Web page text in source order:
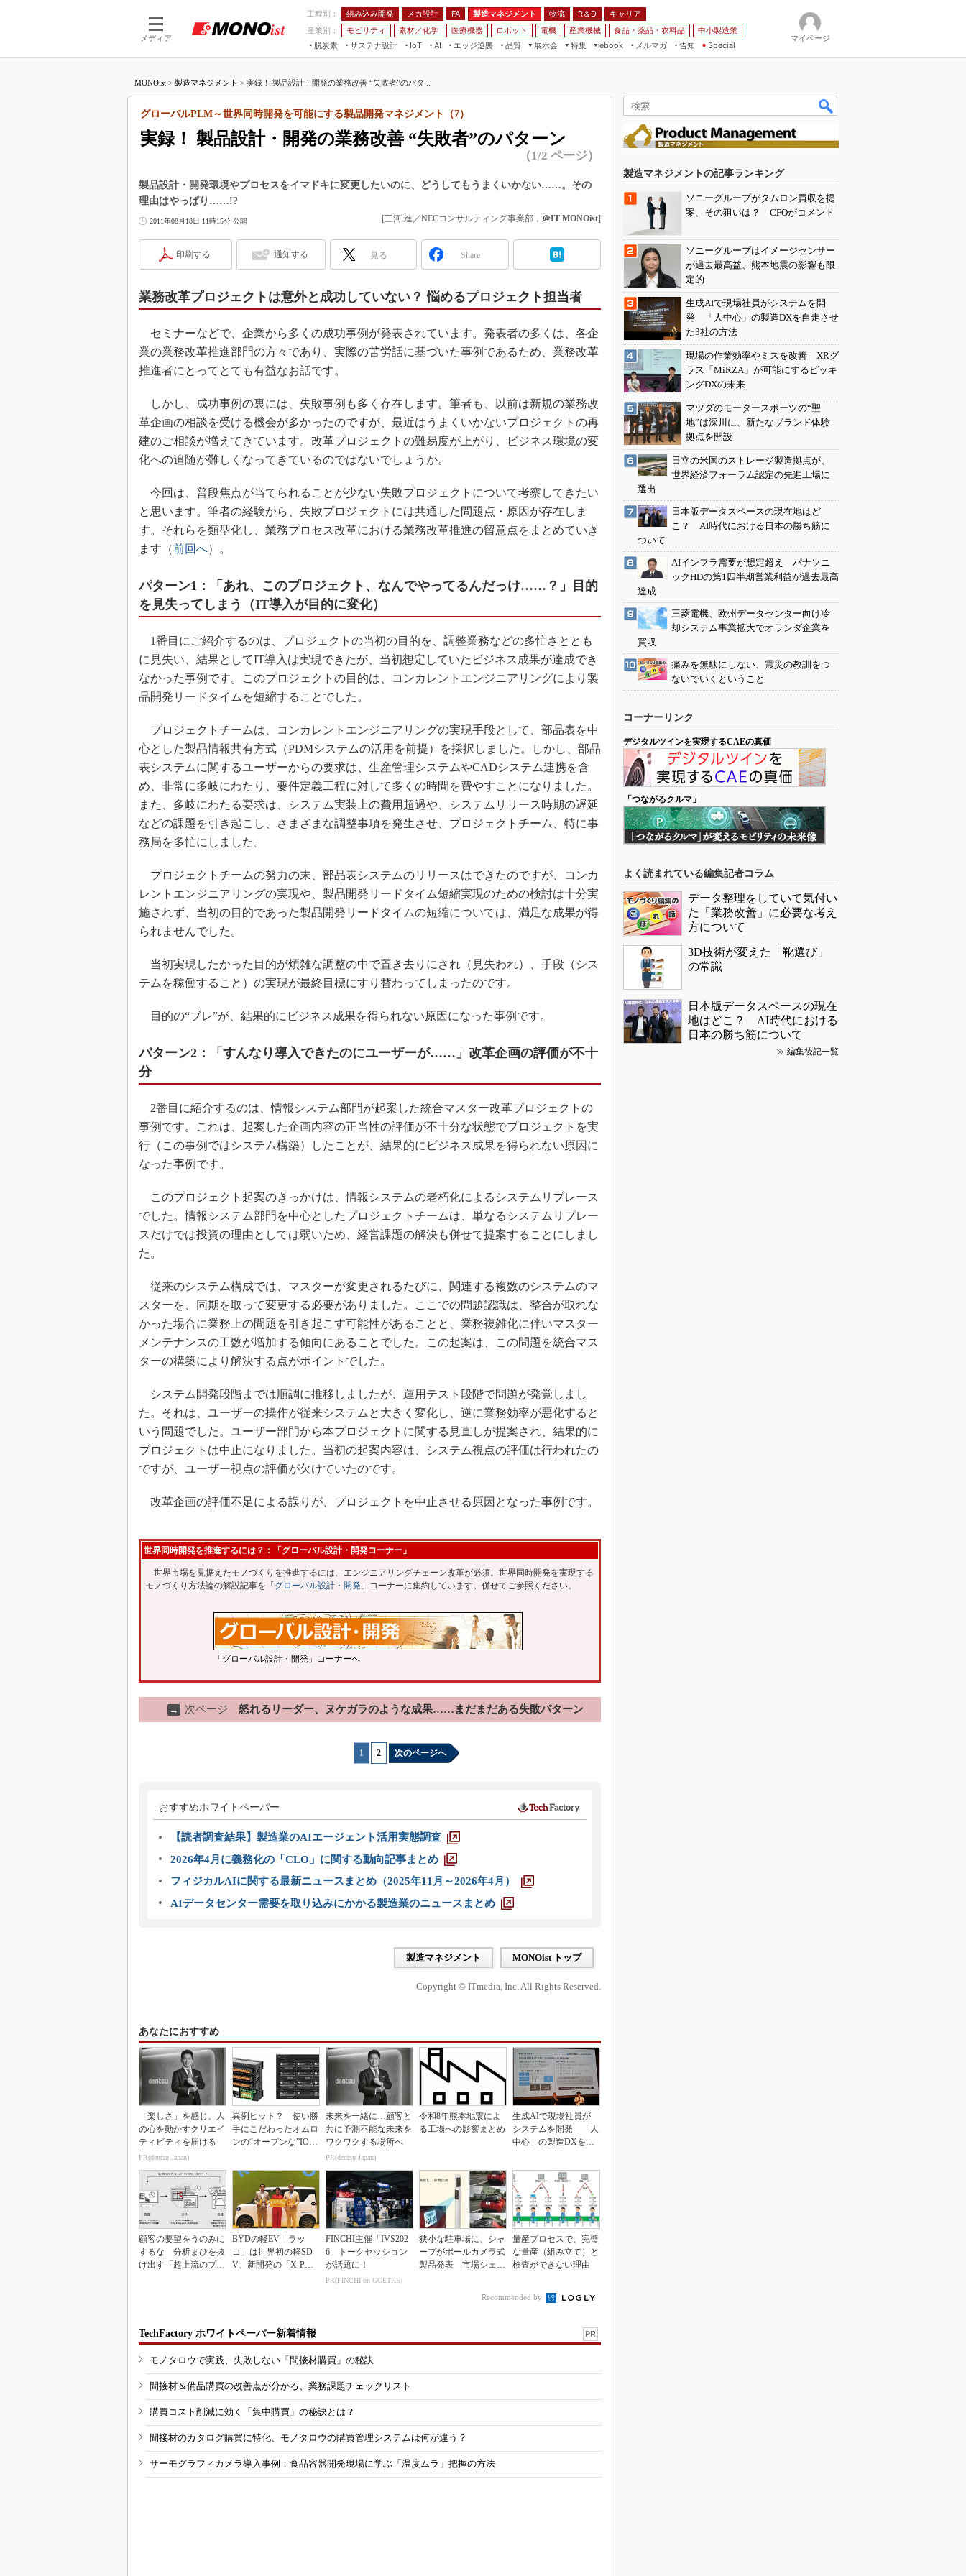
メディア
工程別： 組み込み開発 メカ設計 FA 製造マネジメント 物流 R＆D
キャリア
産業別：
モビリティ 素材／化学 医療機器 ロボット 電機 産業機械 食品・薬品・衣料品
中小製造業
脱炭素
サステナ設計
IoT
つながる工場
つながるサービス
AI
AI×設備保全
Physical AI
エッジ逆襲 品質
展示会
JIMTOF
展＆IoT/5Gソリューション展
IIFES
ジャパンモビリティショー
人テク展
スマート工場EXPO
EdgeTech+
日本ものづくりワールド
産業オープンネット展
特集
つながるクルマ
VR／AR
フィールドサービス
組み込みモデリング
Windows Embedded
車載ソフト開発
無償設計ツール
3Dプリンタ
デジタルツインとCAE
イノベーション
製造業ビッグデータ
メイドインジャパン
知財マネジメント
海外生産
新型コロナへの対応
ebook
FA
メルマガ
告知 Special
マイページ
MONOist > 製造マネジメント > 実録！ 製品設計・開発の業務改善 “失敗者”のパタ...
実録！ 製品設計・開発の業務改善 “失敗者”のパターン
グローバルPLM～世界同時開発を可能にする製品開発マネジメント（7）
（1/2 ページ）
製品設計・開発環境やプロセスをイマドキに変更したいのに、どうしてもうまくいかない……。その
理由はやっぱり……!?
2011年08月18日 11時15分 公開 [三河 進／NECコンサルティング事業部， ＠IT MONOist]
印刷する 通知する 見る Share
業務改革プロジェクトは意外と成功していない？ 悩めるプロジェクト担当者
セミナーなどで、企業から多くの成功事例が発表されています。発表者の多くは、各企
業の業務改革推進部門の方々であり、実際の苦労話に基づいた事例であるため、業務改革
推進者にとってとても有益なお話です。
しかし、成功事例の裏には、失敗事例も多く存在します。筆者も、以前は新規の業務改
革企画の相談を受ける機会が多かったのですが、最近はうまくいかないプロジェクトの再
建のご相談が増えてきています。改革プロジェクトの難易度が上がり、ビジネス環境の変
化への追随が難しくなってきているのではないでしょうか。
今回は、普段焦点が当てられることが少ない失敗プロジェクトについて考察してきたい
と思います。筆者の経験から、失敗プロジェクトには共通した問題点・原因が存在しま
す。それらを類型化し、業務プロセス改革における業務改革推進の留意点をまとめていき
ます（前回へ）。
パターン1：「あれ、このプロジェクト、なんでやってるんだっけ……？」目的
を見失ってしまう（IT導入が目的に変化）
1番目にご紹介するのは、プロジェクトの当初の目的を、調整業務などの多忙さととも
に見失い、結果としてIT導入は実現できたが、当初想定していたビジネス成果が達成でき
なかった事例です。このプロジェクトの目的は、コンカレントエンジニアリングにより製
品開発リードタイムを短縮することでした。
プロジェクトチームは、コンカレントエンジニアリングの実現手段として、部品表を中
心とした製品情報共有方式（PDMシステムの活用を前提）を採択しました。しかし、部品
表システムに関するユーザーからの要求は、生産管理システムやCADシステム連携を含
め、非常に多岐にわたり、要件定義工程に対して多くの時間を費やすことになりました。
また、多岐にわたる要求は、システム実装上の費用超過や、システムリリース時期の遅延
などの課題を引き起こし、さまざまな調整事項を発生させ、プロジェクトチーム、特に事
務局を多忙にしました。
プロジェクトチームの努力の末、部品表システムのリリースはできたのですが、コンカ
レントエンジニアリングの実現や、製品開発リードタイム短縮実現のための検討は十分実
施されず、当初の目的であった製品開発リードタイムの短縮については、満足な成果が得
られませんでした。
当初実現したかった目的が煩雑な調整の中で置き去りにされ（見失われ）、手段（シス
テムを稼働すること）の実現が最終目標にすり替わってしまったのです。
目的の“ブレ”が、結果的にビジネス成果を得られない原因になった事例です。
パターン2：「すんなり導入できたのにユーザーが……」改革企画の評価が不十
分
2番目に紹介するのは、情報システム部門が起案した統合マスター改革プロジェクトの
事例です。これは、起案した企画内容の正当性の評価が不十分な状態でプロジェクトを実
行（この事例ではシステム構築）したことが、結果的にビジネス成果を得られない原因に
なった事例です。
このプロジェクト起案のきっかけは、情報システムの老朽化によるシステムリプレース
でした。情報システム部門を中心としたプロジェクトチームは、単なるシステムリプレー
スだけでは投資の理由としては弱いため、経営課題の解決も併せて提案することにしまし
た。
従来のシステム構成では、マスターが変更されるたびに、関連する複数のシステムのマ
スターを、同期を取って変更する必要がありました。ここでの問題認識は、整合が取れな
かった場合に業務上の問題を引き起こす可能性があることと、業務複雑化に伴いマスター
メンテナンスの工数が増加する傾向にあることでした。この起案は、この問題を統合マス
ターの構築により解決する点がポイントでした。
システム開発段階までは順調に推移しましたが、運用テスト段階で問題が発覚しまし
た。それは、ユーザーの操作が従来システムと大きく変化し、逆に業務効率が悪化すると
いう問題でした。ユーザー部門から本プロジェクトに関する見直しが提案され、結果的に
プロジェクトは中止になりました。当初の起案内容は、システム視点の評価は行われたの
ですが、ユーザー視点の評価が欠けていたのです。
改革企画の評価不足による誤りが、プロジェクトを中止させる原因となった事例です。
世界同時開発を推進するには？：「グローバル設計・開発コーナー」
世界市場を見据えたモノづくりを推進するには、エンジニアリングチェーン改革が必須。世界同時開発を実現する
モノづくり方法論の解説記事を「 グローバル設計・開発 」コーナーに集約しています。併せてご参照ください。
「グローバル設計・開発」コーナーへ
→ 次ページ 怒れるリーダー、ヌケガラのような成果……まだまだある失敗パターン
1 2 次のページへ
おすすめホワイトペーパー
【読者調査結果】製造業のAIエージェント活用実態調査
2026年4月に義務化の「CLO」に関する動向記事まとめ
フィジカルAIに関する最新ニュースまとめ（2025年11月～2026年4月）
AIデータセンター需要を取り込みにかかる製造業のニュースまとめ
製造マネジメント MONOist トップ
Copyright © ITmedia, Inc. All Rights Reserved.
あなたにおすすめ
「楽しさ」を感じ、人
の心を動かすクリエイ
ティビティを届ける
PR(dentsu Japan)
異例ヒット？ 使い勝
手にこだわったオムロ
ンの“オープンな”IO-L
未来を一緒に…顧客と
共に予測不能な未来を
ワクワクする場所へ
PR(dentsu Japan)
令和8年熊本地震によ
る工場への影響まとめ
生成AIで現場社員が
システムを開発 「人
中心」の製造DXを自
顧客の要望をうのみに
するな 分析まひを抜
け出す「超上流のプロ
BYDの軽EV「ラッ
コ」は世界初の軽SD
V、新開発の「X-PAC
FINCHI主催「IVS202
6」トークセッション
が話題に！
PR(FINCHI on GOETHE)
狭小な駐車場に、シャ
ープがポールカメラ式
製品発表 市場シェア
量産プロセスで、完璧
な量産（組み立て）と
検査ができない理由
Recommended by
TechFactory ホワイトペーパー新着情報 PR
モノタロウで実践、失敗しない「間接材購買」の秘訣
間接材＆備品購買の改善点が分かる、業務課題チェックリスト
購買コスト削減に効く「集中購買」の秘訣とは？
間接材のカタログ購買に特化、モノタロウの購買管理システムは何が違う？
サーモグラフィカメラ導入事例：食品容器開発現場に学ぶ「温度ムラ」把握の方法
製造マネジメントの記事ランキング
ソニーグループがタムロン買収を提
案、その狙いは？ CFOがコメント
ソニーグループはイメージセンサー
が過去最高益、熊本地震の影響も限
定的
生成AIで現場社員がシステムを開
発 「人中心」の製造DXを自走させ
た3社の方法
現場の作業効率やミスを改善 XRグ
ラス「MiRZA」が可能にするピッキ
ングDXの未来
マツダのモータースポーツの“聖
地”は深川に、新たなブランド体験
拠点を開設
日立の米国のストレージ製造拠点が、
世界経済フォーラム認定の先進工場に
選出
日本版データスペースの現在地はど
こ？ AI時代における日本の勝ち筋に
ついて
AIインフラ需要が想定超え パナソニ
ックHDの第1四半期営業利益が過去最高
達成
三菱電機、欧州データセンター向け冷
却システム事業拡大でオランダ企業を
買収
痛みを無駄にしない、震災の教訓をつ
ないでいくということ
コーナーリンク
デジタルツインを実現するCAEの真価
「つながるクルマ」
よく読まれている編集記者コラム
データ整理をしていて気付い
た「業務改善」に必要な考え
方について
3D技術が変えた「靴選び」
の常識
日本版データスペースの現在
地はどこ？ AI時代における
日本の勝ち筋について
≫ 編集後記一覧